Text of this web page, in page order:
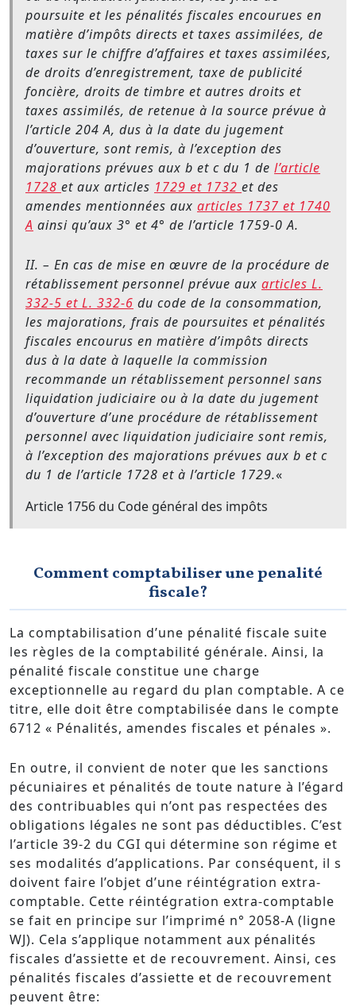
poursuite et les pénalités fiscales encourues en
matière d’impôts directs et taxes assimilées, de
taxes sur le chiffre d’affaires et taxes assimilées,
de droits d’enregistrement, taxe de publicité
foncière, droits de timbre et autres droits et
taxes assimilés, de retenue à la source prévue à
l’article 204 A, dus à la date du jugement
d’ouverture, sont remis, à l’exception des
majorations prévues aux b et c du 1 de l’article
1728 et aux articles 1729 et 1732 et des
amendes mentionnées aux articles 1737 et 1740
A ainsi qu’aux 3° et 4° de l’article 1759-0 A.
II. – En cas de mise en œuvre de la procédure de
rétablissement personnel prévue aux articles L.
332-5 et L. 332-6 du code de la consommation,
les majorations, frais de poursuites et pénalités
fiscales encourus en matière d’impôts directs
dus à la date à laquelle la commission
recommande un rétablissement personnel sans
liquidation judiciaire ou à la date du jugement
d’ouverture d’une procédure de rétablissement
personnel avec liquidation judiciaire sont remis,
à l’exception des majorations prévues aux b et c
du 1 de l’article 1728 et à l’article 1729.«
Article 1756 du Code général des impôts
Comment comptabiliser une penalité
fiscale?
La comptabilisation d’une pénalité fiscale suite
les règles de la comptabilité générale. Ainsi, la
pénalité fiscale constitue une charge
exceptionnelle au regard du plan comptable. A ce
titre, elle doit être comptabilisée dans le compte
6712 « Pénalités, amendes fiscales et pénales ».
En outre, il convient de noter que les sanctions
pécuniaires et pénalités de toute nature à l’égard
des contribuables qui n’ont pas respectées des
obligations légales ne sont pas déductibles. C’est
l’article 39-2 du CGI qui détermine son régime et
ses modalités d’applications. Par conséquent, il s
doivent faire l’objet d’une réintégration extra-
comptable. Cette réintégration extra-comptable
se fait en principe sur l’imprimé n° 2058-A (ligne
WJ). Cela s’applique notamment aux pénalités
fiscales d’assiette et de recouvrement. Ainsi, ces
pénalités fiscales d’assiette et de recouvrement
peuvent être: